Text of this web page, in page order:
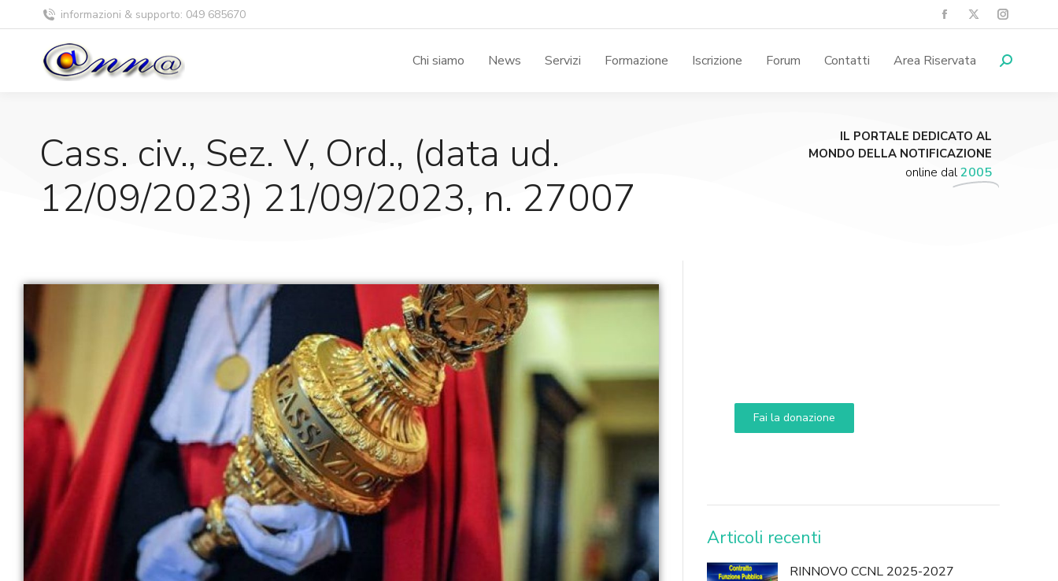
informazioni & supporto: 049 685670
Chi siamo News Servizi Formazione Iscrizione Forum Contatti Area Riservata
Cass. civ., Sez. V, Ord., (data ud.
12/09/2023) 21/09/2023, n. 27007
IL PORTALE DEDICATO AL
MONDO DELLA NOTIFICAZIONE
online dal2005
Fai la donazione
DONA
Articoli recenti
RINNOVO CCNL 2025-2027